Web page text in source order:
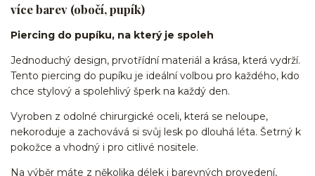
více barev (obočí, pupík)
Piercing do pupíku, na který je spoleh
Jednoduchý design, prvotřídní materiál a krása, která vydrží.
Tento piercing do pupíku je ideální volbou pro každého, kdo
chce stylový a spolehlivý šperk na každý den.
Vyroben z odolné chirurgické oceli, která se neloupe,
nekoroduje a zachovává si svůj lesk po dlouhá léta. Šetrný k
pokožce a vhodný i pro citlivé nositele.
Na výběr máte z několika délek i barevných provedení,